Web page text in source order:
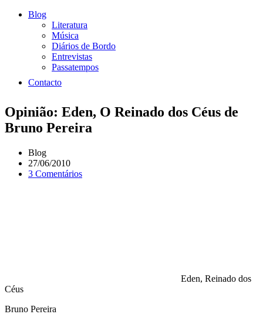
Blog
Literatura
Música
Diários de Bordo
Entrevistas
Passatempos
Contacto
Opinião: Eden, O Reinado dos Céus de
Bruno Pereira
Blog
27/06/2010
3 Comentários
Eden, Reinado dos
Céus
Bruno Pereira